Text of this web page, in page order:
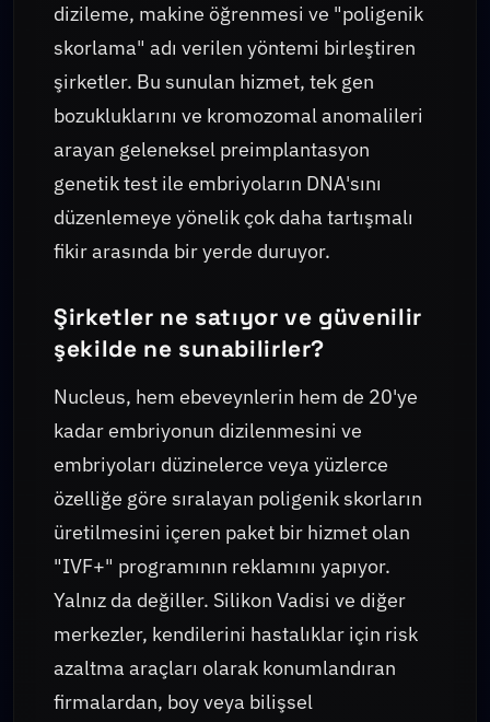
dizileme, makine öğrenmesi ve "poligenik
skorlama" adı verilen yöntemi birleştiren
şirketler. Bu sunulan hizmet, tek gen
bozukluklarını ve kromozomal anomalileri
arayan geleneksel preimplantasyon
genetik test ile embriyoların DNA'sını
düzenlemeye yönelik çok daha tartışmalı
fikir arasında bir yerde duruyor.
Şirketler ne satıyor ve güvenilir
şekilde ne sunabilirler?
Nucleus, hem ebeveynlerin hem de 20'ye
kadar embriyonun dizilenmesini ve
embriyoları düzinelerce veya yüzlerce
özelliğe göre sıralayan poligenik skorların
üretilmesini içeren paket bir hizmet olan
"IVF+" programının reklamını yapıyor.
Yalnız da değiller. Silikon Vadisi ve diğer
merkezler, kendilerini hastalıklar için risk
azaltma araçları olarak konumlandıran
firmalardan, boy veya bilişsel